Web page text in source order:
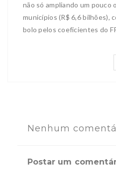
não só ampliando um pouco
municípios (R$ 6,6 bilhões),
bolo pelos coeficientes do
Nenhum
Postar um